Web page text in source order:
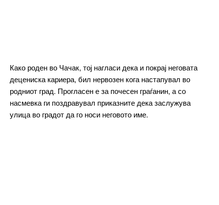
Free
бесплатно / forever
Како роден во Чачак, тој нагласи дека и покрај неговата
децениска кариера, бил нервозен кога настапувал во
родниот град. Прогласен е за почесен граѓанин, а со
насмевка ги поздравувал приказните дека заслужува
улица во градот да го носи неговото име.